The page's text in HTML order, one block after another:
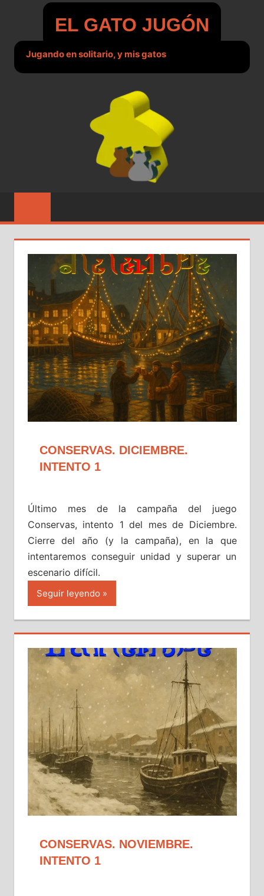
EL GATO JUGÓN
Jugando en solitario, y mis gatos
CONSERVAS. DICIEMBRE.
INTENTO 1
Último mes de la campaña del juego
Conservas, intento 1 del mes de Diciembre.
Cierre del año (y la campaña), en la que
intentaremos conseguir unidad y superar un
escenario difícil.
Seguir leyendo
CONSERVAS. NOVIEMBRE.
INTENTO 1